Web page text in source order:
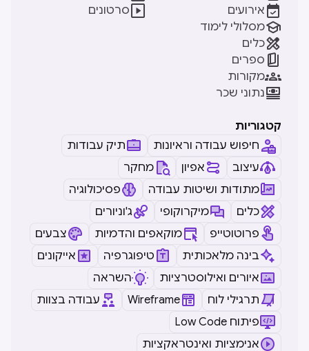
אירועים 
מסלולי לימוד
כלים
ספרים 
מקורות
נתוני שכר
סרטונים
קטגוריות
חיפוש עבודה וראיונות
תיק עבודות
עיצוב
אפיון
מחקר
מתודות ושיטות עבודה
פסיכולוגיה
כלים
מיקרוקופי
ג'וניורים
פרוטוטייפ
מוקאפים והדמיות
צבעים
בינה מלאכותית
טיפוגרפיה
אייקונים
איורים ואילוסטרציות
השראה
תרגילי לוח
Wireframe
עבודה בצוות
Low Code פיתוח
אנימציות ואינטראקציות